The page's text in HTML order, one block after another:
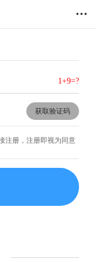
1+9=?
获取验证码
注册 ，注册即视为同意